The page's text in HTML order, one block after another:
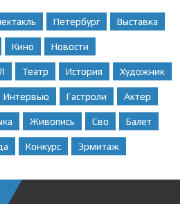
Петербург Выставка
Кино Новости
Театр История Художник
Интервью Гастроли Актер
Живопись Сво Балет
Конкурс Эрмитаж